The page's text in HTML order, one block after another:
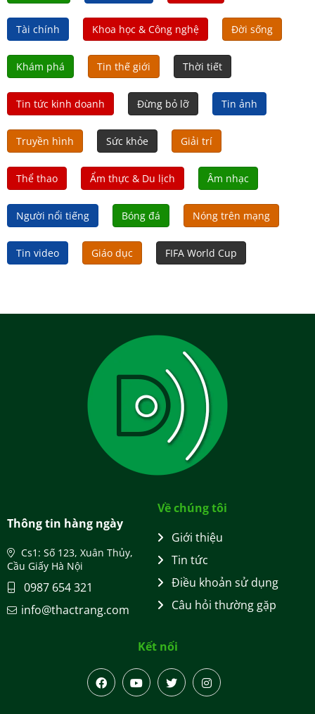
Tài chính Khoa học & Công nghệ Đời sống
Khám phá Tin thế giới Thời tiết
Tin tức kinh doanh Đừng bỏ lỡ Tin ảnh
Truyền hình Sức khỏe Giải trí
Thể thao Ẩm thực & Du lịch Âm nhạc
Người nổi tiếng Bóng đá Nóng trên mạng
Tin video Giáo dục FIFA World Cup
Thông tin hàng ngày
Cs1: Số 123, Xuân Thủy,
Cầu Giấy Hà Nội
0987 654 321
info@thactrang.com
Về chúng tôi
Giới thiệu
Tin tức
Điều khoản sử dụng
Câu hỏi thường gặp
Kết nối